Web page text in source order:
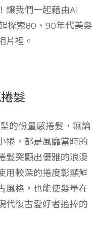
讓我們一起藉由AI
探索80、90年代美髮
片裡。
髮
的份量感捲髮，無論
捲，都是風靡當時的
髮突顯出優雅的浪漫
用較深的捲度彰顯鮮
風格，也能使髮量在
代復古愛好者追捧的